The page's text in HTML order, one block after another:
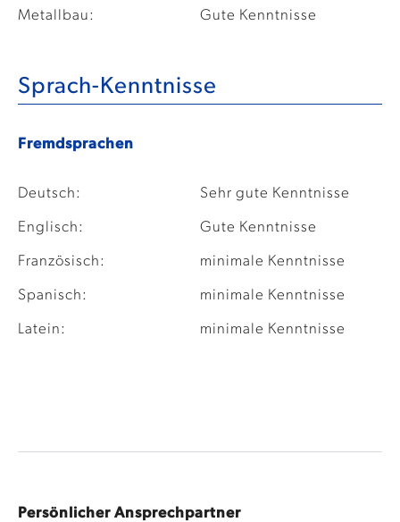
Metallbau: Gute Kenntnisse
Sprach-Kenntnisse
Fremdsprachen
Deutsch: Sehr gute Kenntnisse
Englisch: Gute Kenntnisse
Französisch: minimale Kenntnisse
Spanisch: minimale Kenntnisse
Latein: minimale Kenntnisse
Persönlicher Ansprechpartner